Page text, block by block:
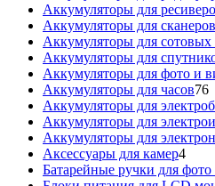
Аккумуляторы для
Аккумуляторы для
Аккумуляторы для
Аккумуляторы для
Аккумуляторы для фото и
Аккумуляторы для часов7676
Аккумуляторы для
Аккумуляторы для
Аккумуляторы для
Аксессуары для камер44
Батарейные ручки для